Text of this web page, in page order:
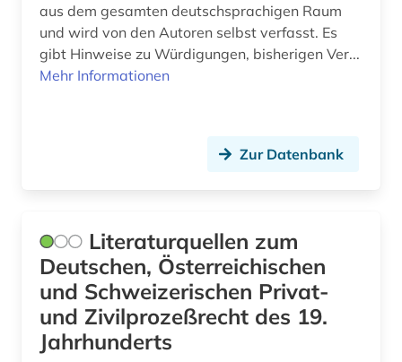
großbritannien (1)
grundbuch (1)
handschrift (3)
haushaltsbuch (1)
haushaltsführung (1)
heimatkunde (2)
aus dem gesamten deutschsprachigen Raum
und wird von den Autoren selbst verfasst. Es
gibt Hinweise zu Würdigungen, bisherigen Ver...
Mehr Informationen
Zur Datenbank
Literaturquellen zum
Deutschen, Österreichischen
und Schweizerischen Privat-
und Zivilprozeßrecht des 19.
Jahrhunderts